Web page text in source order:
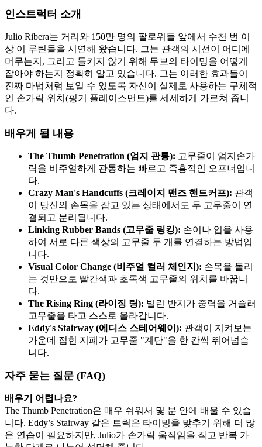
인스트럭터 소개
Julio Ribera는 거리와 150만 명의 팔로워들 앞에서 수천 번 이
상 이 루틴들을 시연해 왔습니다. 그는 관객의 시선이 어디에
머무는지, 그리고 들키지 않기 위해 무브의 타이밍을 어떻게
잡아야 하는지 정확히 알고 있습니다. 그는 이러한 효과들이
진짜 마법처럼 보일 수 있도록 자신이 실제로 사용하는 구체적
인 손가락 위치(핑거 플레이스먼트)를 세세하게 가르쳐 줍니
다.
배우게 될 내용
The Thumb Penetration (엄지 관통): 고무줄이 엄지손가
락을 비주얼하게 관통하는 빠르고 즉흥적인 오프너입니
다.
Crazy Man's Handcuffs (크레이지 맨즈 핸드커프): 관객
이 당신의 손목을 잡고 있는 상태에서도 두 고무줄이 연
결되고 분리됩니다.
Linking Rubber Bands (고무줄 링킹): 손이나 입을 사용
하여 서로 다른 색상의 고무줄 두 개를 연결하는 방법입
니다.
Visual Color Change (비주얼 컬러 체인지): 손목을 돌리
는 것만으로 빨간색과 초록색 고무줄의 위치를 바꿉니
다.
The Rising Ring (라이징 링): 빌린 반지가 중력을 거슬러
고무줄을 타고 스스로 올라갑니다.
Eddy's Stairway (에디스 스테어웨이): 관객이 지켜보는
가운데 접힌 지폐가 고무줄 "계단"을 한 칸씩 뛰어넘습
니다.
자주 묻는 질문 (FAQ)
배우기 어렵나요?
The Thumb Penetration은 매우 쉬워서 몇 분 안에 배울 수 있습
니다. Eddy’s Stairway 같은 트릭은 타이밍을 맞추기 위해 더 많
은 연습이 필요하지만, Julio가 손가락 움직임을 작고 반복 가